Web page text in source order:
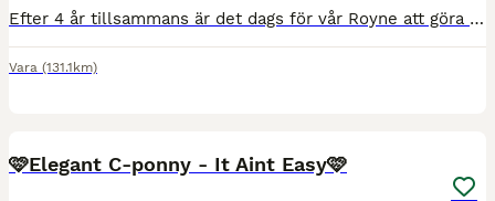
Efter 4 år tillsammans är det dags för vår Royne att göra någon annan ryttare lycklig. Elrohir (SWB) har en väldigt fin stam, f 2012. Ingen skadehistorik. Med rätt och orädd ryttare har Royne väld
Vara (131.1km)
🩷Elegant C-ponny - It Aint Easy🩷